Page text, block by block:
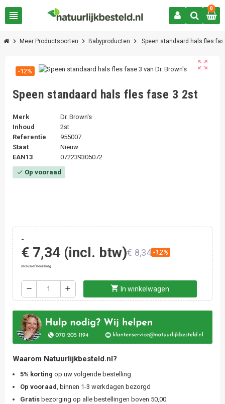
view_headline
0
chevron_right Meer Productsoorten chevron_right Babyproducten chevron_right Speen standaard hals fles
zoom_out_map
-12%
Speen standaard hals fles fase 3 2st
Merk
Dr. Brown's
Inhoud
2st
Referentie
955007
Staat
Nieuw
EAN13
072239305072
check Op vooraad
-
€ 7,34 (incl. btw)€ 8,34 -12%
Inclusief belasting
remove add shopping_cart In winkelwagen
Waarom Natuurlijkbesteld.nl?
5% korting op uw volgende bestelling
Op vooraad
, binnen 1-3 werkdagen bezorgd
Gratis bezorging op alle bestellingen boven 50,00